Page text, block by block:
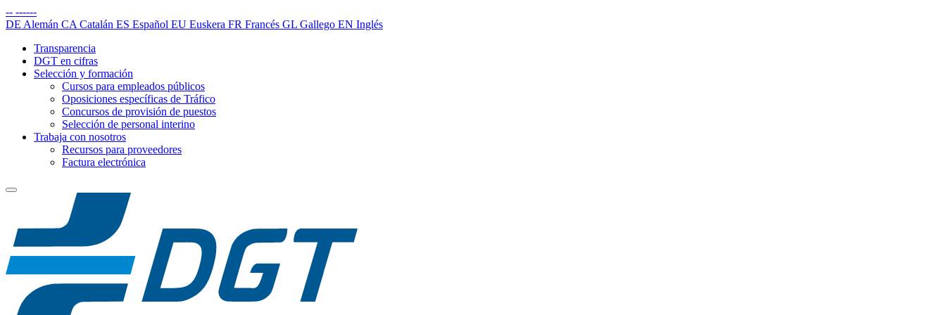
-- ------
DE Alemán CA Catalán ES Español EU Euskera FR Francés GL Gallego EN Inglés
Transparencia
DGT en cifras
Selección y formación
Cursos para empleados públicos
Oposiciones específicas de Tráfico
Concursos de provisión de puestos
Selección de personal interino
Trabaja con nosotros
Recursos para proveedores
Factura electrónica